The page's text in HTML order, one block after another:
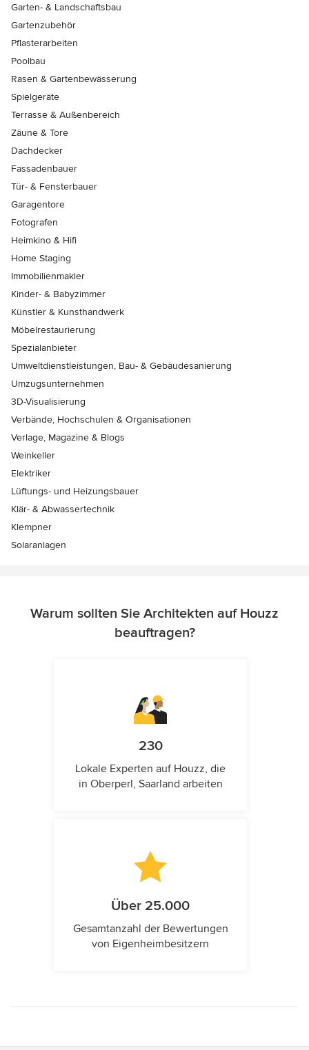
Garten- & Landschaftsbau
Gartenzubehör
Pflasterarbeiten
Poolbau
Rasen & Gartenbewässerung
Spielgeräte
Terrasse & Außenbereich
Zäune & Tore
Dachdecker
Fassadenbauer
Tür- & Fensterbauer
Garagentore
Fotografen
Heimkino & Hifi
Home Staging
Immobilienmakler
Kinder- & Babyzimmer
Künstler & Kunsthandwerk
Möbelrestaurierung
Spezialanbieter
Umweltdienstleistungen, Bau- & Gebäudesanierung
Umzugsunternehmen
3D-Visualisierung
Verbände, Hochschulen & Organisationen
Verlage, Magazine & Blogs
Weinkeller
Elektriker
Lüftungs- und Heizungsbauer
Klär- & Abwassertechnik
Klempner
Solaranlagen
Warum sollten Sie Architekten auf Houzz
beauftragen?
230
Lokale Experten auf Houzz, die
in Oberperl, Saarland arbeiten
Über 25.000
Gesamtanzahl der Bewertungen
von Eigenheimbesitzern